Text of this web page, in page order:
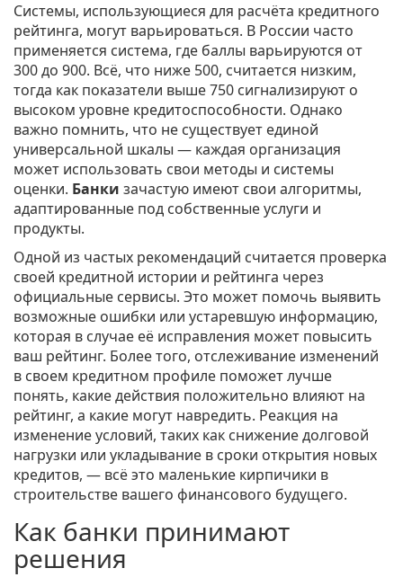
Системы, использующиеся для расчёта кредитного
рейтинга, могут варьироваться. В России часто
применяется система, где баллы варьируются от
300 до 900. Всё, что ниже 500, считается низким,
тогда как показатели выше 750 сигнализируют о
высоком уровне кредитоспособности. Однако
важно помнить, что не существует единой
универсальной шкалы — каждая организация
может использовать свои методы и системы
оценки. Банки зачастую имеют свои алгоритмы,
адаптированные под собственные услуги и
продукты.
Одной из частых рекомендаций считается проверка
своей кредитной истории и рейтинга через
официальные сервисы. Это может помочь выявить
возможные ошибки или устаревшую информацию,
которая в случае её исправления может повысить
ваш рейтинг. Более того, отслеживание изменений
в своем кредитном профиле поможет лучше
понять, какие действия положительно влияют на
рейтинг, а какие могут навредить. Реакция на
изменение условий, таких как снижение долговой
нагрузки или укладывание в сроки открытия новых
кредитов, — всё это маленькие кирпичики в
строительстве вашего финансового будущего.
Как банки принимают
решения